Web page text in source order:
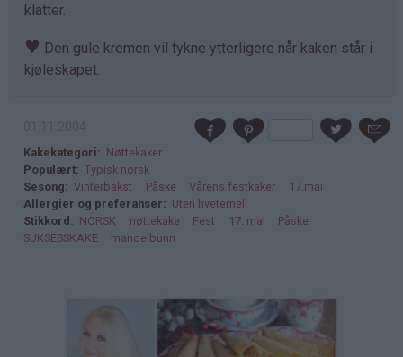
klatter.
♥ Den gule kremen vil tykne ytterligere når kaken står i
kjøleskapet.
Kakekategori
Nøttekaker
Populært
Typisk norsk
Sesong
Vinterbakst Påske Vårens festkaker
17.mai
Allergier og preferanser
Uten hvetemel
Stikkord
NORSK nøttekake Fest 17. mai
Påske
SUKSESSKAKE
mandelbunn